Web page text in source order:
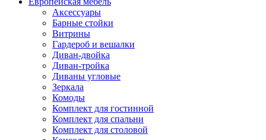
Аксессуары
Барные стойки
Витрины
Гардероб и вешалки
Диван-двойка
Диван-тройка
Диваны угловые
Зеркала
Комоды
Комплект для гостинной
Комплект для спальни
Комплект для столовой